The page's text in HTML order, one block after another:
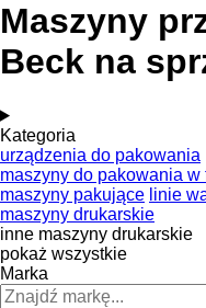
Maszyny
Beck na
Kategoria
urządzenia do pakowania
maszyny do pakowania
maszyny pakujące linie
maszyny drukarskie
inne maszyny drukarskie
pokaż wszystkie
Marka